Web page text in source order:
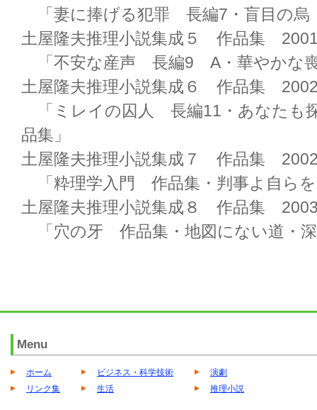
「妻に捧げる犯罪 長編7・盲目の
土屋隆夫推理小説集成５ 作品集
「不安な産声 長編9 A・華やかな
土屋隆夫推理小説集成６ 作品集
「ミレイの囚人 長編11・あなたも
品集」
土屋隆夫推理小説集成７ 作品集
「粋理学入門 作品集・判事よ自ら
土屋隆夫推理小説集成８ 作品集
「穴の牙 作品集・地図にない道・
Menu
ホーム
リンク集
ビジネス・科学技術
生活
演劇
推理小説